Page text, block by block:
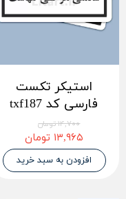
استیکر تکست
فارسی کد txf187
۱۴,۷۰۰ تومان
۱۳,۹۶۵ تومان
افزودن به سبد خرید